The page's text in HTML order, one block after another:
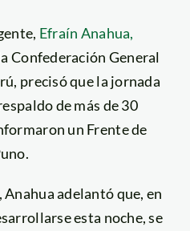
Efraín Anahua,
Confederación General
precisó que la jornada
de más de 30
un Frente de
adelantó que, en
esta noche, se